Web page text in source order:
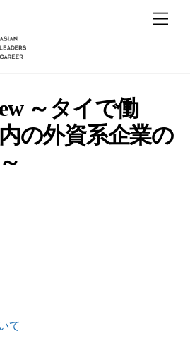
～タイで働
の外資系企業の
て